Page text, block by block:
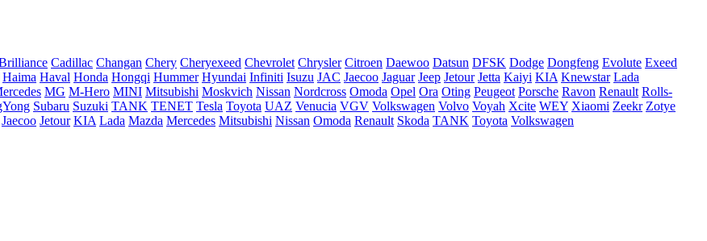
Cadillac Changan Chery Cheryexeed Chevrolet Chrysler Citroen Daewoo Datsun DFSK Dodge Dongfeng Evolute Exeed
Haima Haval Honda Hongqi Hummer Hyundai Infiniti Isuzu JAC Jaecoo Jaguar Jeep Jetour Jetta Kaiyi KIA Knewstar Lada
MG M-Hero MINI Mitsubishi Moskvich Nissan Nordcross Omoda Opel Ora Oting Peugeot Porsche Ravon Renault Rolls-
Subaru Suzuki TANK TENET Tesla Toyota UAZ Venucia VGV Volkswagen Volvo Voyah Xcite WEY Xiaomi Zeekr Zotye
Jaecoo Jetour KIA Lada Mazda Mercedes Mitsubishi Nissan Omoda Renault Skoda TANK Toyota Volkswagen